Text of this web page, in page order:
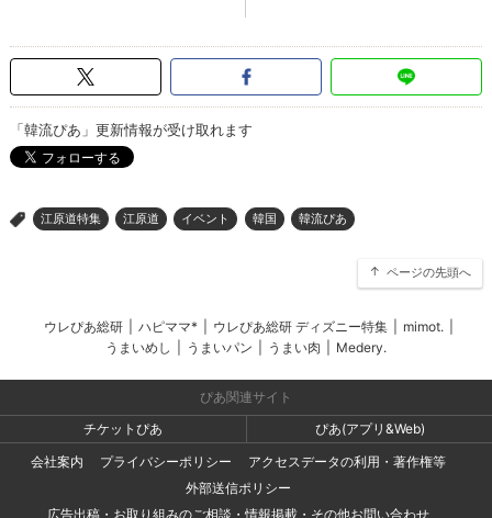
「韓流ぴあ」更新情報が受け取れます
> 江原道特集 江原道 イベント 韓国 韓流ぴあ
ページの先頭へ
ウレぴあ総研 ハピママ* ウレぴあ総研 ディズニー特集 mimot.
うまいめし
うまいパン うまい肉 Medery.
ぴあ関連サイト
チケットぴあ
ぴあ(アプリ&Web)
会社案内
プライバシーポリシー
アクセスデータの利用・著作権等
外部送信ポリシー
広告出稿・お取り組みのご相談・情報掲載・その他お問い合わせ